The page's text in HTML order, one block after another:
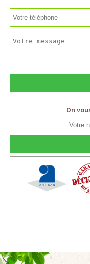
On